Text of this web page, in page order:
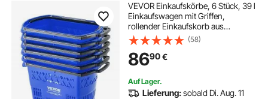
VEVOR Einkaufskörbe, 6 Stück, 39 l
Einkaufswagen mit Griffen,
rollender Einkaufskorb aus
Kunststoff mit Rädern, großes
tragbares Einkaufskorb-Set für
Supermärkte,
Einzelhandelsgeschäfte
(58)
8690€
Auf Lager.
Lieferung:sobald Di. Aug. 11